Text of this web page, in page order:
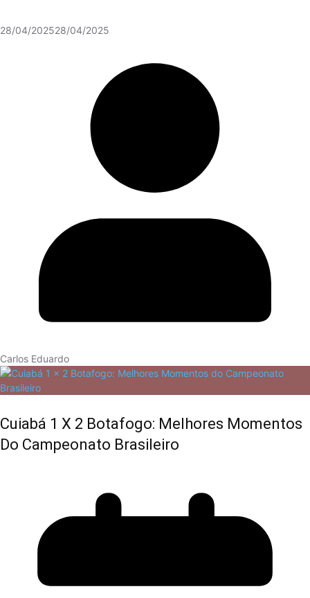
28/04/202528/04/2025
Carlos Eduardo
Cuiabá 1 X 2 Botafogo: Melhores Momentos
Do Campeonato Brasileiro